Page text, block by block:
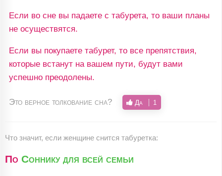
Если во сне вы падаете с табурета, то ваши планы
не осуществятся.
Если вы покупаете табурет, то все препятствия,
которые встанут на вашем пути, будут вами
успешно преодолены.
Это верное толкование сна? Да 1
Что значит, если женщине снится табуретка:
По Соннику для всей семьи